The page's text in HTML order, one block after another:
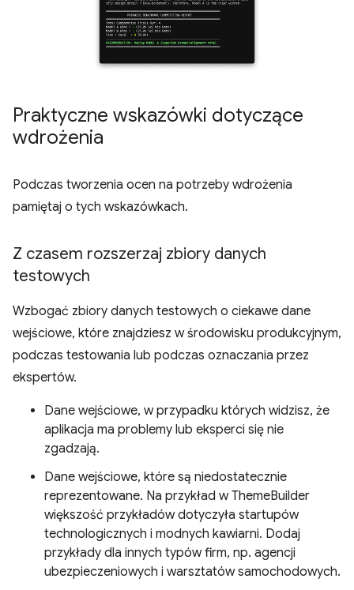
Praktyczne wskazówki dotyczące
wdrożenia
Podczas tworzenia ocen na potrzeby wdrożenia
pamiętaj o tych wskazówkach.
Z czasem rozszerzaj zbiory danych
testowych
Wzbogać zbiory danych testowych o ciekawe dane
wejściowe, które znajdziesz w środowisku produkcyjnym,
podczas testowania lub podczas oznaczania przez
ekspertów.
Dane wejściowe, w przypadku których widzisz, że
aplikacja ma problemy lub eksperci się nie
zgadzają.
Dane wejściowe, które są niedostatecznie
reprezentowane. Na przykład w ThemeBuilder
większość przykładów dotyczyła startupów
technologicznych i modnych kawiarni. Dodaj
przykłady dla innych typów firm, np. agencji
ubezpieczeniowych i warsztatów samochodowych.